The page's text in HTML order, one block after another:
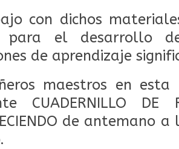
con dichos
para el desarrollo
de aprendizaje
maestros en
CUADERNILLO DE
de antemano